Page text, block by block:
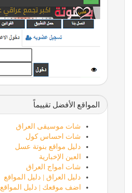
المواقع الأفضل تقييماً
شات موسيقى العراق
شات احساس كول
دليل مواقع بنوتة عسل
العين الإخبارية
شات امواج العراق
دليل العراق | دليل المواقع
اضف موقعك | دليل المواقع